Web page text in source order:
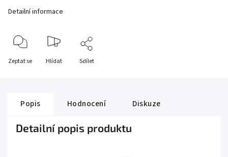
Detailní informace
Zeptat se Hlídat Sdílet
Popis Hodnocení Diskuze
Detailní popis produktu